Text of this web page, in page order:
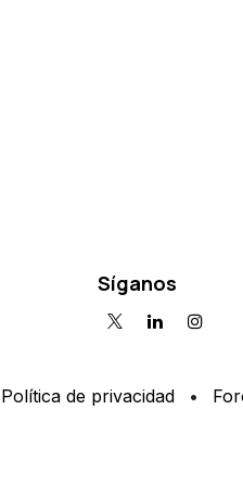
Síganos
Política de privacidad •